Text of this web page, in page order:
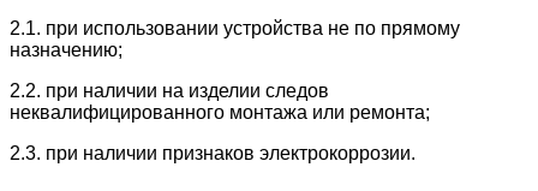
2.1. при использовании устройства не по прямому
назначению;
2.2. при наличии на изделии следов
неквалифицированного монтажа или ремонта;
2.3. при наличии признаков электрокоррозии.